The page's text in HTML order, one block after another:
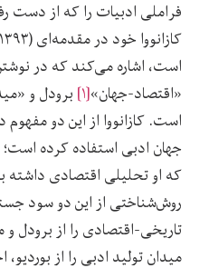
فراملی ادبیات را که از
است، اشاره می‌‌کند که در
«اقتصاد-جهان»[۱] برودل و
است. کازانووا از این دو
جهان ادبی استفاده کرده
که او تحلیلی اقتصادی داشته
روش‌‌شناختی از این دو سود
تاریخی-اقتصادی را از برودل
میدان تولید ادبی را از